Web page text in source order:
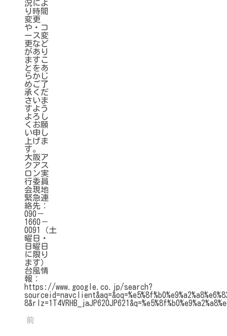
況によ
り時間
変更
や・コ
ース変
更など
があり
ますこ
とをあ
らかじ
めご了
承くだ
さいま
すよう
よろし
くお願
い申し
上げま
す。
大阪ア
クアス
ロン実
行委員
会現地
緊急連
絡先：
090－
1660－
0091（土
曜日・
日曜日
に限り
ます）
台風情
報：
https://www.google.co.jp/search?
前